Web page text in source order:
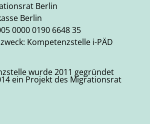
Berlin
Berlin
0000 0190 6648 35
Kompetenzstelle i-PÄD
wurde 2011 gegründet
ein Projekt des Migrationsrat